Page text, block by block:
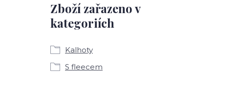
Zboží zařazeno v
kategoriích
Kalhoty
S fleecem